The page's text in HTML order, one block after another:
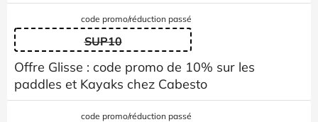
code promo/réduction passé
SUP10
Offre Glisse : code promo de 10% sur les
paddles et Kayaks chez Cabesto
code promo/réduction passé